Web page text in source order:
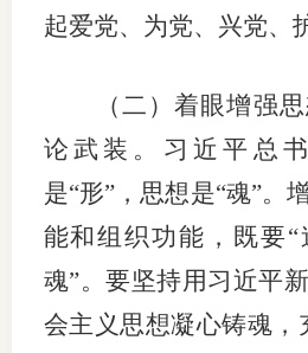
起爱党、为党、兴党、
（二）着眼增强思
论武装。习近平总
是“形”，思想是“魂”。
能和组织功能，既要“
魂”。要坚持用习近平
会主义思想凝心铸魂，